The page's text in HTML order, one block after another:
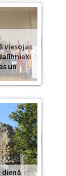
viesojas
un